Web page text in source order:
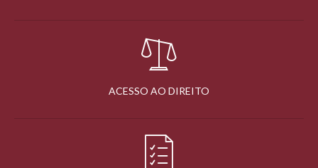
ACESSO AO DIREITO